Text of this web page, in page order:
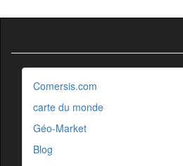
Comersis.com
carte du monde
Géo-Market
Blog